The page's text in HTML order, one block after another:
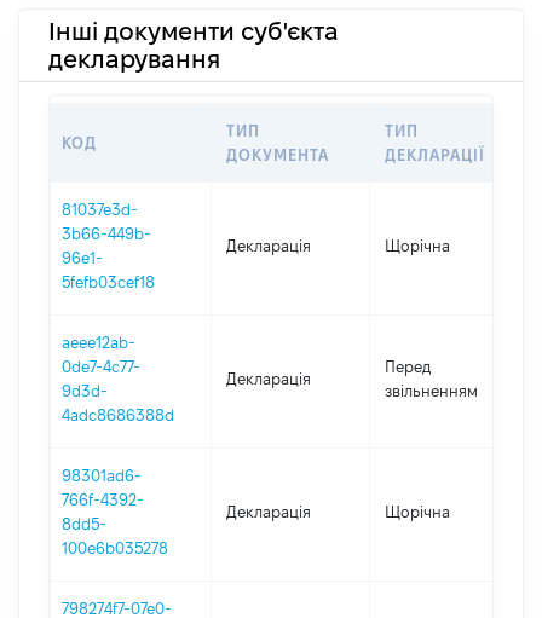
Інші документи суб'єкта
декларування
КОД
ТИП
ДОКУМЕНТА
ТИП
ДЕКЛАРАЦІЇ
81037e3d-
3b66-449b-
96e1-
5fefb03cef18
Декларація Щорічна
aeee12ab-
0de7-4c77-
9d3d-
4adc8686388d
Декларація
Перед
звільненням
98301ad6-
766f-4392-
8dd5-
100e6b035278
Декларація Щорічна
798274f7-07e0-